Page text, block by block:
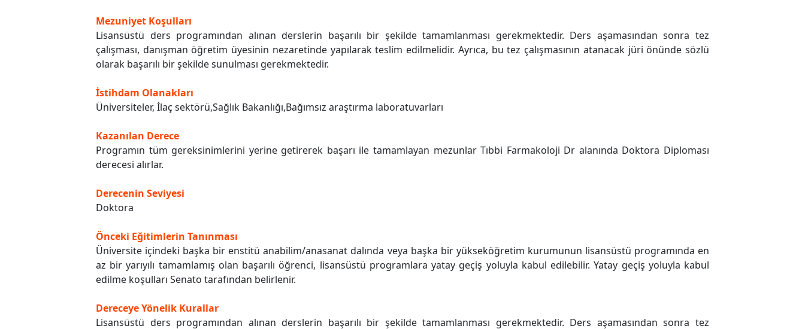
Mezuniyet Koşulları
Lisansüstü ders programından alınan derslerin başarılı bir şekilde tamamlanması gerekmektedir. Ders aşamasından sonra tez
çalışması, danışman öğretim üyesinin nezaretinde yapılarak teslim edilmelidir. Ayrıca, bu tez çalışmasının atanacak jüri önünde sözlü
olarak başarılı bir şekilde sunulması gerekmektedir.
İstihdam Olanakları
Üniversiteler, İlaç sektörü,Sağlık Bakanlığı,Bağımsız araştırma laboratuvarları
Kazanılan Derece
Programın tüm gereksinimlerini yerine getirerek başarı ile tamamlayan mezunlar Tıbbi Farmakoloji Dr alanında Doktora Diploması
derecesi alırlar.
Derecenin Seviyesi
Doktora
Önceki Eğitimlerin Tanınması
Üniversite içindeki başka bir enstitü anabilim/anasanat dalında veya başka bir yükseköğretim kurumunun lisansüstü programında en
az bir yarıyılı tamamlamış olan başarılı öğrenci, lisansüstü programlara yatay geçiş yoluyla kabul edilebilir. Yatay geçiş yoluyla kabul
edilme koşulları Senato tarafından belirlenir.
Dereceye Yönelik Kurallar
Lisansüstü ders programından alınan derslerin başarılı bir şekilde tamamlanması gerekmektedir. Ders aşamasından sonra tez